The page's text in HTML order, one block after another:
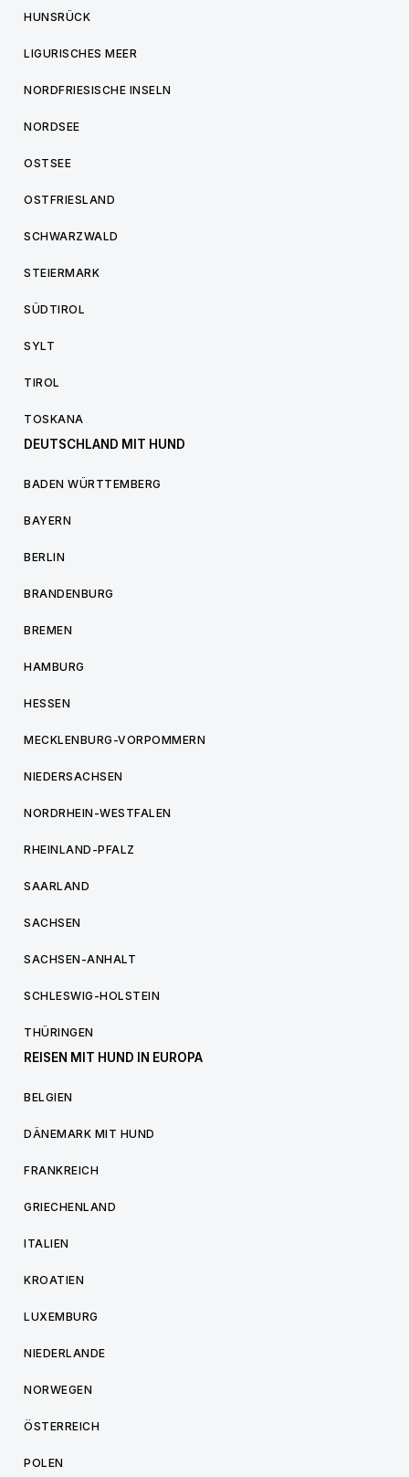
HUNSRÜCK
LIGURISCHES MEER
NORDFRIESISCHE INSELN
NORDSEE
OSTSEE
OSTFRIESLAND
SCHWARZWALD
STEIERMARK
SÜDTIROL
SYLT
TIROL
TOSKANA
DEUTSCHLAND MIT HUND
BADEN WÜRTTEMBERG
BAYERN
BERLIN
BRANDENBURG
BREMEN
HAMBURG
HESSEN
MECKLENBURG-VORPOMMERN
NIEDERSACHSEN
NORDRHEIN-WESTFALEN
RHEINLAND-PFALZ
SAARLAND
SACHSEN
SACHSEN-ANHALT
SCHLESWIG-HOLSTEIN
THÜRINGEN
REISEN MIT HUND IN EUROPA
BELGIEN
DÄNEMARK MIT HUND
FRANKREICH
GRIECHENLAND
ITALIEN
KROATIEN
LUXEMBURG
NIEDERLANDE
NORWEGEN
ÖSTERREICH
POLEN